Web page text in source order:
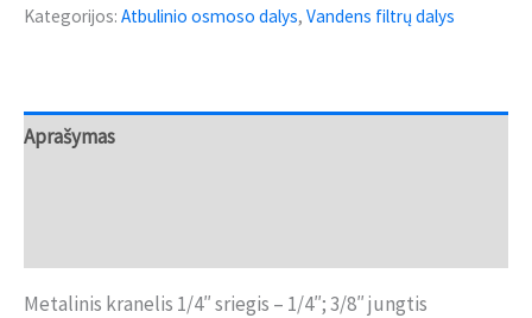
Kategorijos: Atbulinio osmoso dalys, Vandens filtrų dalys
Aprašymas
Metalinis kranelis 1/4″ sriegis – 1/4″; 3/8″ jungtis